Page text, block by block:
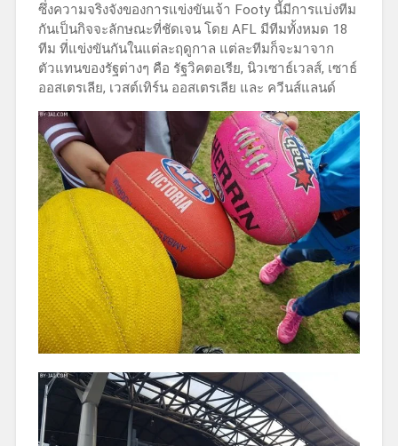
ซึ่งความจริงจังของการแข่งขันเจ้า Footy นี้มีการแบ่งทีม
กันเป็นกิจจะลักษณะที่ชัดเจน โดย AFL มีทีมทั้งหมด 18
ทีม ที่แข่งขันกันในแต่ละฤดูกาล แต่ละทีมก็จะมาจาก
ตัวแทนของรัฐต่างๆ คือ รัฐวิคตอเรีย, นิวเซาธ์เวลส์, เซาธ์
ออสเตรเลีย, เวสต์เทิร์น ออสเตรเลีย และ ควีนส์แลนด์